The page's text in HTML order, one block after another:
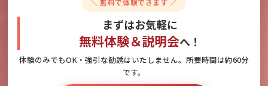
まずはお気軽に
無料体験＆説明会へ！
体験のみでもOK・強引な勧誘はいたしません。所要時間は約60分
です。
無料体験＆説明会のお申し込みはこちら
お電話でのお問い合わせ